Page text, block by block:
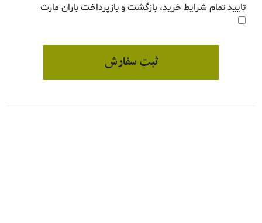
تایید تمام شرایط خرید، بازگشت و بازپرداخت باران مارت
ثبت سفارش